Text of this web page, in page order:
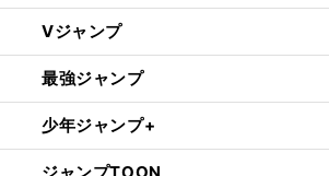
Vジャンプ
最強ジャンプ
少年ジャンプ+